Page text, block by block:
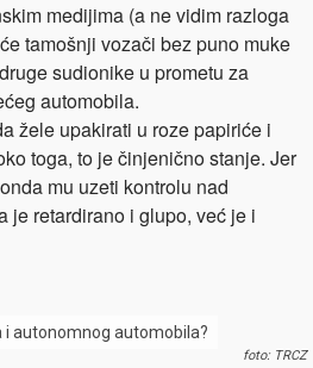
medijima (a ne vidim razloga
tamošnji vozači bez puno muke
sudionike u prometu za
automobila.
žele upakirati u roze papiriće i
toga, to je činjenično stanje. Jer
mu uzeti kontrolu nad
je retardirano i glupo, već je i
i autonomnog automobila?
foto: TRCZ